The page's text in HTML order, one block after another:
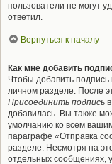
пользователи не могут
ответил.
Вернуться к началу
Как мне добавить
Чтобы добавить
личном разделе. После
Присоединить подпись
добавилась. Вы также
умолчанию ко всем
параграфе «Отправка
разделе. Несмотря на
отдельных сообщениях,